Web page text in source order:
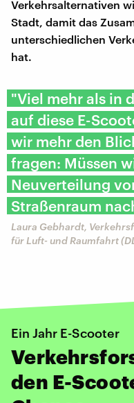
Verkehrsalternativen
Stadt, damit das
unterschiedlichen
hat.
"Viel mehr als in
auf diese E-
wir mehr den
fragen: Müssen
Neuverteilung
Straßenraum
Laura Gebhardt,
für Luft- und Raumfahrt
Ein Jahr E-Scooter
den E-